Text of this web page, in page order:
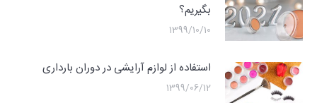
بگیریم؟
1399/10/10
استفاده از لوازم آرایشی در دوران بارداری
1399/06/12